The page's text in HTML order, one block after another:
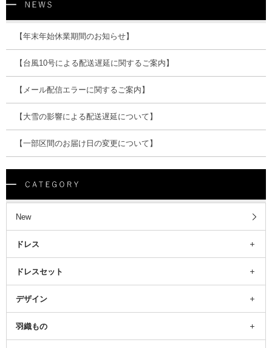
【年末年始休業期間のお知らせ】
【台風10号による配送遅延に関するご案内】
【メール配信エラーに関するご案内】
【大雪の影響による配送遅延について】
【一部区間のお届け日の変更について】
New
ドレス
ドレスセット
デザイン
羽織もの